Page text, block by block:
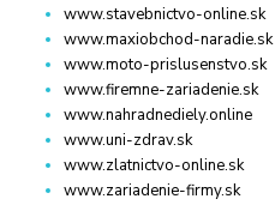
www.stavebnictvo-online.sk
www.maxiobchod-naradie.sk
www.moto-prislusenstvo.sk
www.firemne-zariadenie.sk
www.nahradnediely.online
www.uni-zdrav.sk
www.zlatnictvo-online.sk
www.zariadenie-firmy.sk